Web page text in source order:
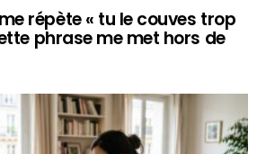
répète « tu le couves trop
phrase me met hors de